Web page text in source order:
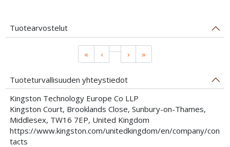
Tuotearvostelut
« ‹ › »
Tuoteturvallisuuden yhteystiedot
Kingston Technology Europe Co LLP
Kingston Court, Brooklands Close, Sunbury-on-Thames,
Middlesex, TW16 7EP, United Kingdom
https://www.kingston.com/unitedkingdom/en/company/con
tacts